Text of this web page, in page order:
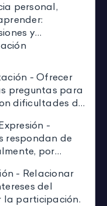
personal,
y
- Ofrecer
preguntas para
dificultades de
-
respondan de
por
- Relacionar
del
la participación.